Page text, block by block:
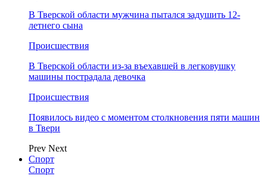
В Тверской области мужчина пытался задушить 12-
летнего сына
Происшествия
В Тверской области из-за въехавшей в легковушку
машины пострадала девочка
Происшествия
Появилось видео с моментом столкновения пяти машин
в Твери
Prev Next
Спорт
Спорт